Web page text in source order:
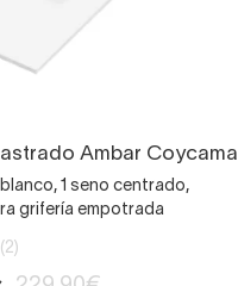
Ambar Coycama
1 seno centrado,
grifería empotrada
(2)